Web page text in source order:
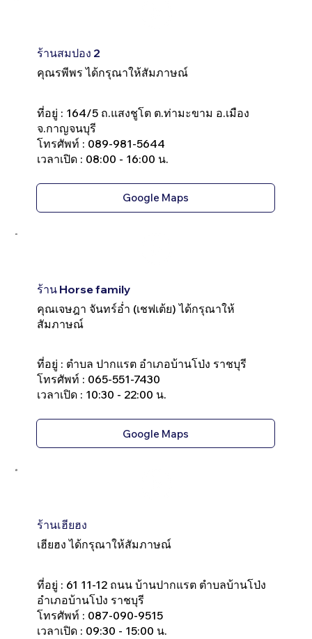
ร้านสมปอง 2
คุณรพีพร ได้กรุณาให้สัมภาษณ์
ที่อยู่ : 164/5 ถ.แสงชูโต ต.ท่ามะขาม อ.เมือง
จ.กาญจนบุรี
โทรศัพท์ : 089-981-5644
เวลาเปิด : 08:00 - 16:00 น.
Google Maps
ร้าน Horse family
คุณเจษฎา จันทร์อ่ำ (เชฟเต้ย) ได้กรุณาให้
สัมภาษณ์
ที่อยู่ : ตำบล ปากแรต อำเภอบ้านโป่ง ราชบุรี
โทรศัพท์ : 065-551-7430
เวลาเปิด : 10:30 - 22:00 น.
Google Maps
ร้านเฮียฮง
เฮียฮง ได้กรุณาให้สัมภาษณ์
ที่อยู่ : 61 11-12 ถนน บ้านปากแรต ตำบลบ้านโป่ง
อำเภอบ้านโป่ง ราชบุรี
โทรศัพท์ : 087-090-9515
เวลาเปิด : 09:30 - 15:00 น.